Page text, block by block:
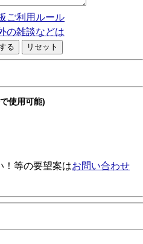
ご利用ルール
の雑談などは
使用可能)
！等の要望案はお問い合わせ